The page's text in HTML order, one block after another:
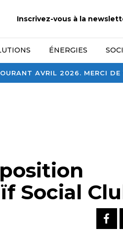
AVRIL 2026. MERCI
Inscrivez-vous à la
ÉNERGIES
Social